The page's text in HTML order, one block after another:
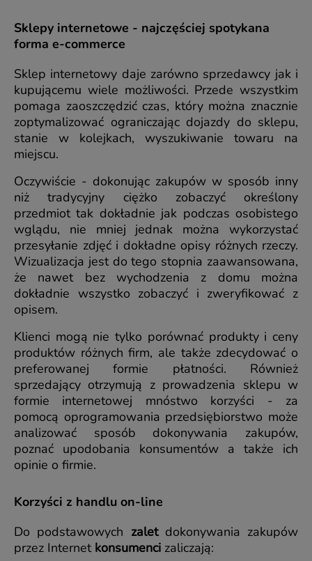
Sklepy internetowe - najczęściej spotykana
forma e-commerce
Sklep internetowy daje zarówno sprzedawcy jak i
kupującemu wiele możliwości. Przede wszystkim
pomaga zaoszczędzić czas, który można znacznie
zoptymalizować ograniczając dojazdy do sklepu,
stanie w kolejkach, wyszukiwanie towaru na
miejscu.
Oczywiście - dokonując zakupów w sposób inny
niż tradycyjny ciężko zobaczyć określony
przedmiot tak dokładnie jak podczas osobistego
wglądu, nie mniej jednak można wykorzystać
przesyłanie zdjęć i dokładne opisy różnych rzeczy.
Wizualizacja jest do tego stopnia zaawansowana,
że nawet bez wychodzenia z domu można
dokładnie wszystko zobaczyć i zweryfikować z
opisem.
Klienci mogą nie tylko porównać produkty i ceny
produktów różnych firm, ale także zdecydować o
preferowanej formie płatności. Również
sprzedający otrzymują z prowadzenia sklepu w
formie internetowej mnóstwo korzyści - za
pomocą oprogramowania przedsiębiorstwo może
analizować sposób dokonywania zakupów,
poznać upodobania konsumentów a także ich
opinie o firmie.
Korzyści z handlu on-line
Do podstawowych zaletdokonywania zakupów
przez Internet konsumenci zaliczają: